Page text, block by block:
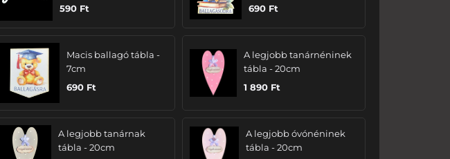
590 Ft
690 Ft
Macis ballagó tábla -
7cm
690 Ft
A legjobb tanárnéninek
tábla - 20cm
1 890 Ft
A legjobb tanárnak
tábla - 20cm
A legjobb óvónéninek
tábla - 20cm